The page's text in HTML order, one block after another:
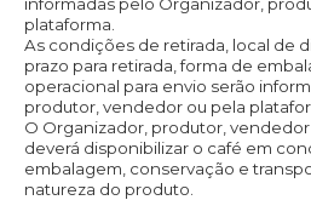
plataforma.
As condições de retirada, local de
prazo para retirada, forma de
operacional para envio serão
produtor, vendedor ou pela
O Organizador, produtor,
deverá disponibilizar o café em
embalagem, conservação e
natureza do produto.